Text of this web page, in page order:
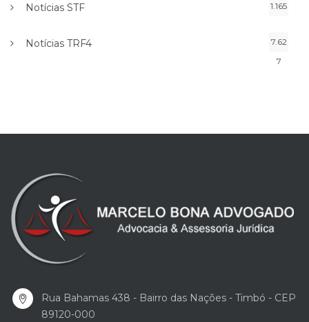
Notícias STF 1.165
Notícias TRF4
7.62
7
Rua Bahamas 438 - Bairro das Nações - Timbó - CEP
89120-000